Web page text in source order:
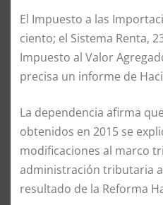
El Impuesto a las
ciento; el Sistema Renta,
Impuesto al Valor
precisa un informe de
La dependencia afirma
obtenidos en 2015 se
modificaciones al marco
administración tributaria
resultado de la Reforma